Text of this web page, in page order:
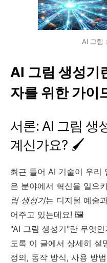
AI 그림
AI 그림 생성기
자를 위한 가이
서론: AI 그림 생
계신가요? 🖌️
최근 들어 AI 기술이 우리
은 분야에서 혁신을 일으
림 생성기는 디지털 예술
어주고 있는데요! 🖼️
"AI 그림 생성기"란 무엇
도록 이 글에서 상세히 설
정의, 동작 방식, 사용 방